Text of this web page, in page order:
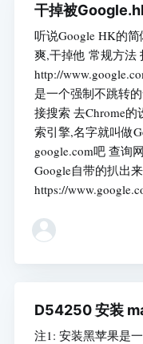
干掉被
听说Google HK的
爽,干掉他 常规方法
http://
是一个强制不跳转
接搜索 去Chrome
索引擎,名字就叫做
google.com吧 查询
Google自带的扒出
https://
D54250 安装
注1: 安装黑苹果是